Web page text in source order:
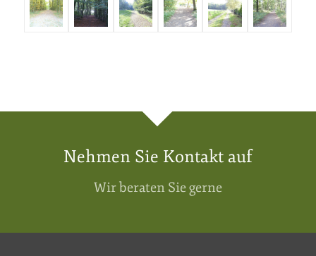
Nehmen Sie Kontakt auf
Wir beraten Sie gerne